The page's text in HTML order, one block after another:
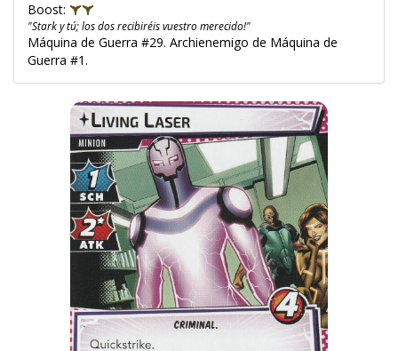
Boost:
"Stark y tú; los dos recibiréis vuestro merecido!"
Máquina de Guerra #29. Archienemigo de Máquina de
Guerra #1.